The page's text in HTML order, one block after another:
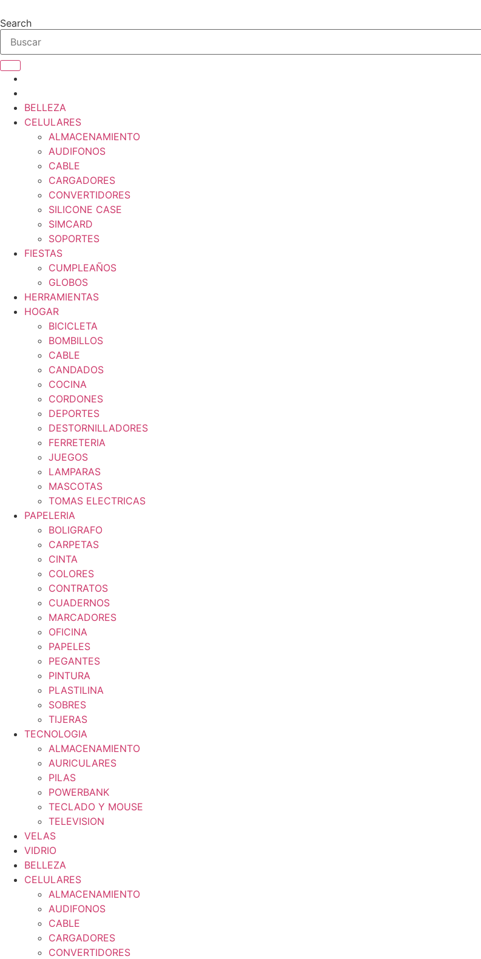
al
contenido
Search
BELLEZA
CELULARES
ALMACENAMIENTO
AUDIFONOS
CABLE
CARGADORES
CONVERTIDORES
SILICONE CASE
SIMCARD
SOPORTES
FIESTAS
CUMPLEAÑOS
GLOBOS
HERRAMIENTAS
HOGAR
BICICLETA
BOMBILLOS
CABLE
CANDADOS
COCINA
CORDONES
DEPORTES
DESTORNILLADORES
FERRETERIA
JUEGOS
LAMPARAS
MASCOTAS
TOMAS ELECTRICAS
PAPELERIA
BOLIGRAFO
CARPETAS
CINTA
COLORES
CONTRATOS
CUADERNOS
MARCADORES
OFICINA
PAPELES
PEGANTES
PINTURA
PLASTILINA
SOBRES
TIJERAS
TECNOLOGIA
ALMACENAMIENTO
AURICULARES
PILAS
POWERBANK
TECLADO Y MOUSE
TELEVISION
VELAS
VIDRIO
BELLEZA
CELULARES
ALMACENAMIENTO
AUDIFONOS
CABLE
CARGADORES
CONVERTIDORES